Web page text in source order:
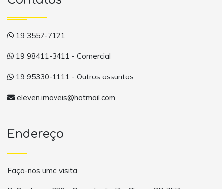
19 3557-7121
19 98411-3411 - Comercial
19 95330-1111 - Outros assuntos
eleven.imoveis@hotmail.com
Endereço
Faça-nos uma visita